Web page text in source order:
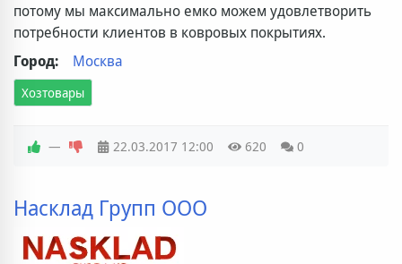
потому мы максимально емко можем удовлетворить
потребности клиентов в ковровых покрытиях.
Город:
Москва
Хозтовары
— 22.03.2017 12:00 620 0
Насклад Групп ООО